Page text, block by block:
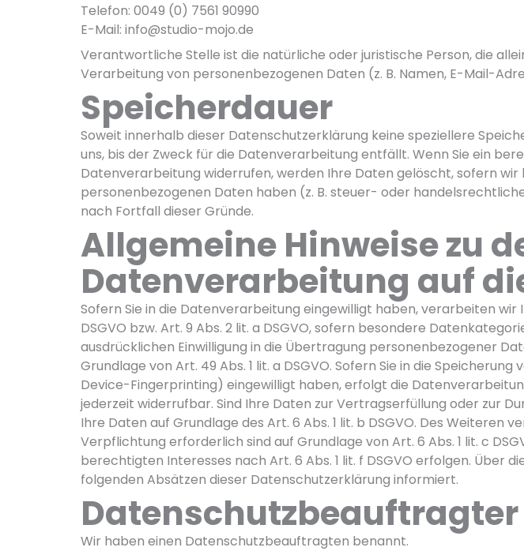
Telefon: 0049 (0) 7561 90990
E-Mail: info@studio-mojo.de
Verantwortliche Stelle ist die natürliche oder juristische Person, die
Verarbeitung von personenbezogenen Daten (z. B. Namen, E-Mail-
Speicherdauer
Soweit innerhalb dieser Datenschutzerklärung keine speziellere
uns, bis der Zweck für die Datenverarbeitung entfällt. Wenn Sie ein
Datenverarbeitung widerrufen, werden Ihre Daten gelöscht, sofern
personenbezogenen Daten haben (z. B. steuer- oder
nach Fortfall dieser Gründe.
Allgemeine Hinweise zu
Datenverarbeitung auf
Sofern Sie in die Datenverarbeitung eingewilligt haben, verarbeiten
DSGVO bzw. Art. 9 Abs. 2 lit. a DSGVO, sofern besondere
ausdrücklichen Einwilligung in die Übertragung personenbezogener
Grundlage von Art. 49 Abs. 1 lit. a DSGVO. Sofern Sie in die
Device-Fingerprinting) eingewilligt haben, erfolgt die
jederzeit widerrufbar. Sind Ihre Daten zur Vertragserfüllung oder zur
Ihre Daten auf Grundlage des Art. 6 Abs. 1 lit. b DSGVO. Des
Verpflichtung erforderlich sind auf Grundlage von Art. 6 Abs. 1 lit. c
berechtigten Interesses nach Art. 6 Abs. 1 lit. f DSGVO erfolgen. Über
folgenden Absätzen dieser Datenschutzerklärung informiert.
Datenschutz­beauftragter
Wir haben einen Datenschutzbeauftragten benannt.